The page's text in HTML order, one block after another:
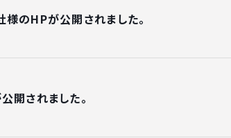
のHPが公開されました。
開されました。